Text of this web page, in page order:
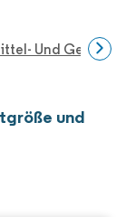
Und
und